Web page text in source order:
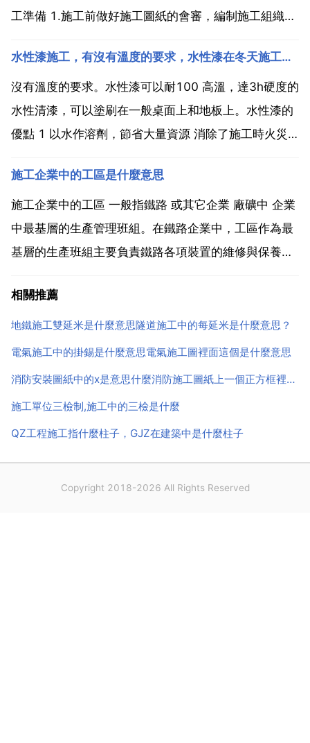
工準備 1.施工前做好施工圖紙的會審，編制施工組織設
平面位置和高程與施工管線的關係，經核實後，將瞭解
和掌握的情況標註在圖紙上。3.管節的...
水性漆施工，有沒有溫度的要求，水性漆在冬天施工要注意哪些方面
沒有溫度的要求。水性漆可以耐100 高溫，達3h硬度的
水性清漆，可以塗刷在一般桌面上和地板上。水性漆的
優點 1 以水作溶劑，節省大量資源 消除了施工時火災
機溶劑，改善了作業環境條件。一般的水性塗料有機溶
劑 佔塗料 在5 15 之間，而陰極電泳塗料已降...
施工企業中的工區是什麼意思
施工企業中的工區 一般指鐵路 或其它企業 廠礦中 企業
中最基層的生產管理班組。在鐵路企業中，工區作為最
基層的生產班組主要負責鐵路各項裝置的維修與保養。
訊號工區 供電工區 接觸網工區等。工區一般設有工長
班長 安全員 材料員等職。2.房屋建築施工企...
相關推薦
地鐵施工雙延米是什麼意思隧道施工中的每延米是什麼意思？
電氣施工中的掛錫是什麼意思電氣施工圖裡面這個是什麼意思
消防安裝圖紙中的x是意思什麼消防施工圖紙上一個正方框裡面一個x什麼意思
施工單位三檢制,施工中的三檢是什麼
QZ工程施工指什麼柱子，GJZ在建築中是什麼柱子
Copyright 2018-2026 All Rights Reserved